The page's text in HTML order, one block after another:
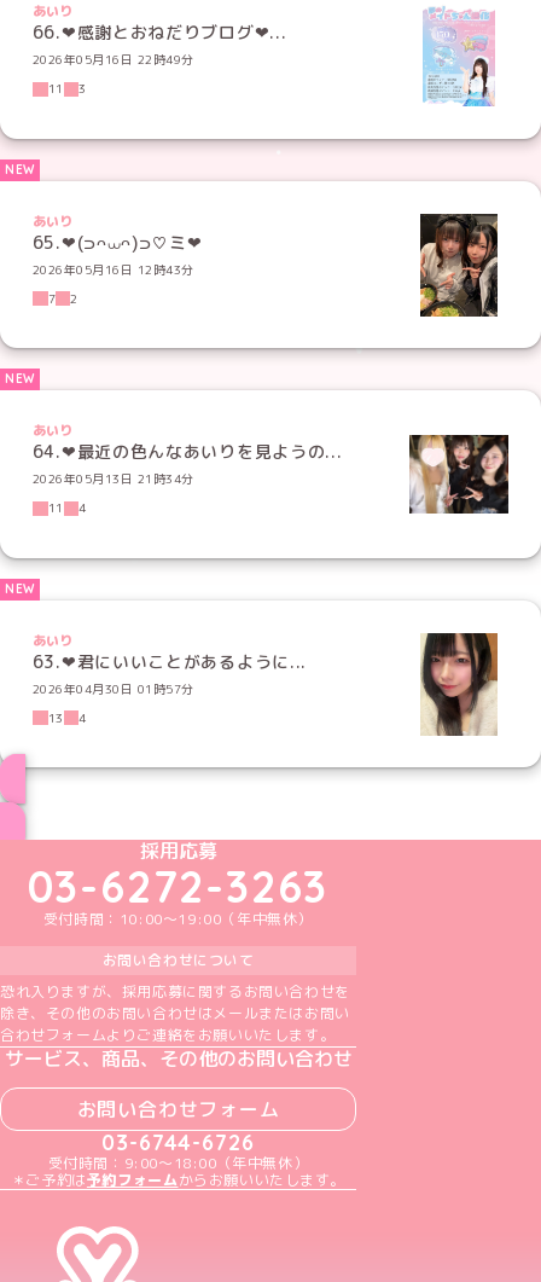
あいり
66.‪‪❤︎‬感謝とおねだりブログ‪‪❤︎...
2026年05月16日 22時49分
11
3
あいり
2026年05月16日 12時43分
7
2
あいり
64.‪‪❤︎‬最近の色んなあいりを見ようの...
2026年05月13日 21時34分
11
4
あいり
63.‪‪❤︎‬君にいいことがあるように‪‪...
2026年04月30日 01時57分
13
4
めいどりーみんTikTok公式アカウント
めいどりーみんX公式アカウント
めいどりーみんInstagram公式アカウント
めいどりーみんFacebook公式アカウン
めいどりーみんYouTube公式アカ
採用応募
03-6272-3263
受付時間：10:00～19:00（年中無休）
お問い合わせについて
恐れ入りますが、採用応募に関するお問い合わせを
除き、その他のお問い合わせはメールまたはお問い
合わせフォームよりご連絡をお願いいたします。
サービス、商品、その他のお問い合わせ
お問い合わせフォーム
03-6744-6726
受付時間：9:00～18:00（年中無休）
＊ご予約は予約フォームからお願いいたします。